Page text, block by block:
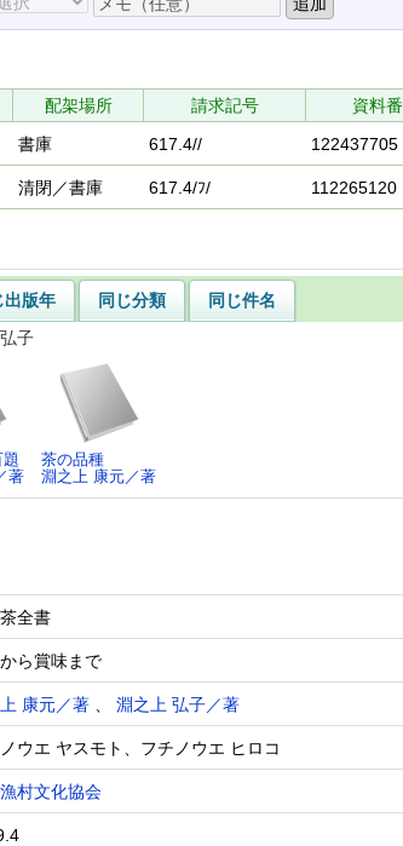
配架場所 請求記号 資料
書庫 617.4// 122437705
清閉／書庫 617.4/ﾌ/ 112265120
出版年 同じ分類
同じ件名
子
題
著
茶の品種
淵之上 康元／著
茶全書
ら賞味まで
康元／著 淵之上 弘子／著
ウエ ヤスモト、フチノウエ ヒロコ
村文化協会